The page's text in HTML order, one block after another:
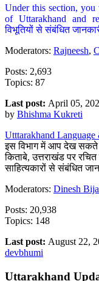
Under this section,
of Uttarakhand and
विभूतियों से संबंधित
Moderators: Rajneesh,
Posts: 2,693
Topics: 87
Last post: April 05,
by Bhishma Kukreti
Utttarakhand Language
इस विभाग में आप देख सकते
किताबे, उत्तराखंड पर
साहित्यकारों से संबंधित
Moderators: Dinesh
Posts: 20,938
Topics: 148
Last post: August 22,
devbhumi
Uttarakhand